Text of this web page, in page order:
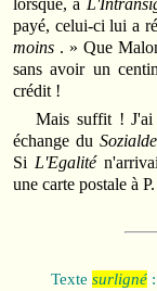
lorsque, à
payé, celui-ci lui a
moins . » Que
sans avoir un
crédit !
Mais suffit ! J'ai
échange du
Si L'Egalité
une carte postale à
Texte surligné: